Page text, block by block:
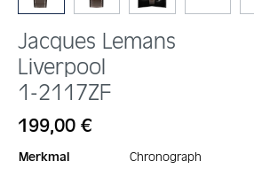
Jacques Lemans
Liverpool
1-2117ZF
Regulärer Preis:
199,00 €
Merkmal
Chronograph